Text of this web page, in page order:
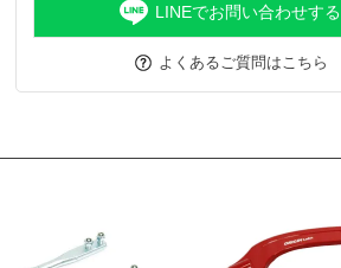
LINEでお問い合わせする
よくあるご質問はこちら